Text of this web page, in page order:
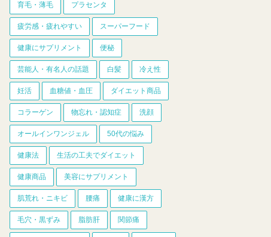
育毛・薄毛 プラセンタ
疲労感・疲れやすい スーパーフード
健康にサプリメント 便秘
芸能人・有名人の話題 白髪 冷え性
妊活 血糖値・血圧 ダイエット商品
コラーゲン 物忘れ・認知症 洗顔
オールインワンジェル 50代の悩み
健康法 生活の工夫でダイエット
健康商品 美容にサプリメント
肌荒れ・ニキビ 腰痛 健康に漢方
毛穴・黒ずみ 脂肪肝 関節痛